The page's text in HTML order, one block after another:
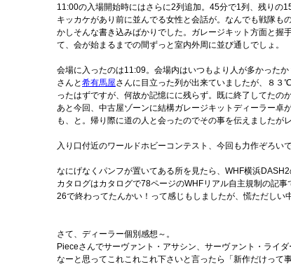
11:00の入場開始時にはさらに2列追加。45分で1列、残りの
キッカケがあり前に並んでる女性と会話が。なんでも戦隊
かしそんな書き込みばかりでした。ガレージキット方面と握
て、会が始まるまでの間ずっと室内外周に並び通しでしょ。
会場に入ったのは11:09。会場内はいつもより人が多かった
さんと希有馬屋さんに目立った列が出来ていましたが、８３
ったはずですが、何故か記憶にに残らず。既に終了してたのか
あと今回、中古屋ゾーンに結構ガレージキットディーラー卓
も、と。帰り際に道の人と会ったのでその事を伝えましたが
入り口付近のワールドホビーコンテスト、今回も力作ぞろ
なにげなくパンフが置いてある所を見たら、WHF横浜
カタログはカタログで78ページのWHFリアル自主規制の記
26で終わってたんかい！って感じもしましたが、慌ただしい
さて、ディーラー個別感想～。
Pieceさんでサーヴァント・アサシン、サーヴァント・ライ
なーと思ってこれこれこれ下さいと言ったら「新作だけって